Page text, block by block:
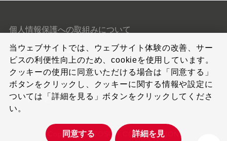
個人情報保護への取組みについて
クッキーポリシー
サイトのご利用条件
サイトマップ
Copyright © TOSOH CORPORATION
当ウェブサイトでは、ウェブサイト体験の改善、サー
ビスの利便性向上のため、cookieを使用しています。
クッキーの使用に同意いただける場合は「同意する」
ボタンをクリックし、クッキーに関する情報や設定に
ついては「詳細を見る」ボタンをクリックしてくださ
い。
同意する
詳細を見